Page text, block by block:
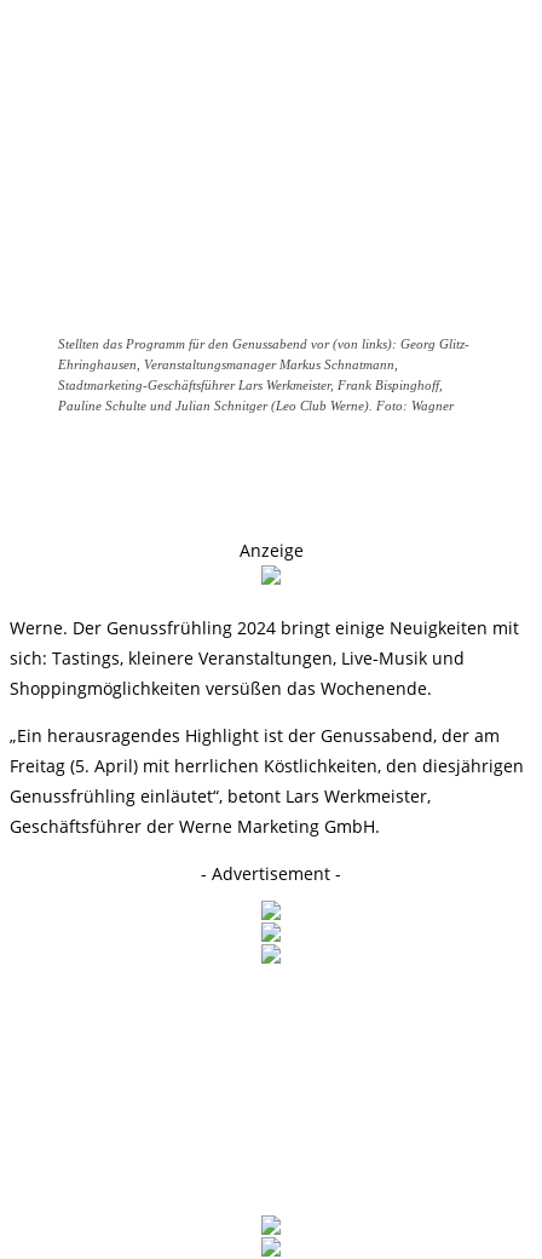
Stellten das Programm für den Genussabend vor (von links): Georg Glitz-
Ehringhausen, Veranstaltungsmanager Markus Schnatmann,
Stadtmarketing-Geschäftsführer Lars Werkmeister, Frank Bispinghoff,
Pauline Schulte und Julian Schnitger (Leo Club Werne). Foto: Wagner
Anzeige
Werne. Der Genussfrühling 2024 bringt einige Neuigkeiten mit
sich: Tastings, kleinere Veranstaltungen, Live-Musik und
Shoppingmöglichkeiten versüßen das Wochenende.
„Ein herausragendes Highlight ist der Genussabend, der am
Freitag (5. April) mit herrlichen Köstlichkeiten, den diesjährigen
Genussfrühling einläutet“, betont Lars Werkmeister,
Geschäftsführer der Werne Marketing GmbH.
- Advertisement -